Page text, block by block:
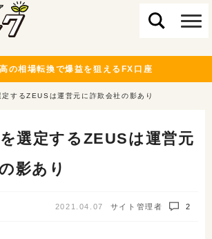
の相場転換で爆益を狙えるFX口座
するZEUSは運営元に詐欺会社の影あり
選定するZEUSは運営元
影あり
2021.04.07 サイト管理者 2